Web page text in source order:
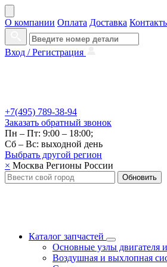
О компании Оплата Доставка
Вход /Регистрация
+7(495) 789-38-94
Заказать обратный звонок
Пн – Пт: 9:00 – 18:00;
Сб – Вс: выходной день
Выбрать другой регион
× Москва Регионы России
Обновить
Каталог запчастей
Основные узлы двигателя
Воздушная и выхлопная